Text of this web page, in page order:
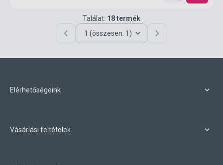
Találat: 18 termék
1 (összesen: 1)
Elérhetőségeink
Vásárlási feltételek